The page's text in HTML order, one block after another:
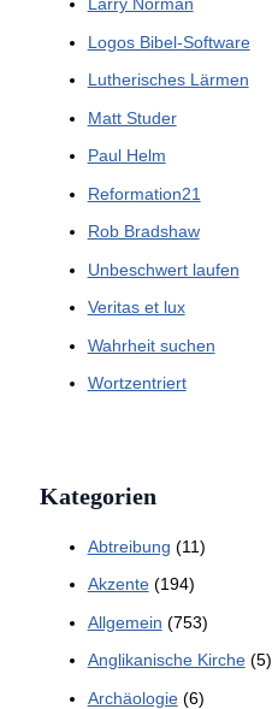
Logos Bibel-Software
Lutherisches Lärmen
Matt Studer
Paul Helm
Reformation21
Rob Bradshaw
Unbeschwert laufen
Veritas et lux
Wahrheit suchen
Wortzentriert
Kategorien
Abtreibung (11)
Akzente(194)
Allgemein (753)
Anglikanische Kirche(5)
Archäologie(6)